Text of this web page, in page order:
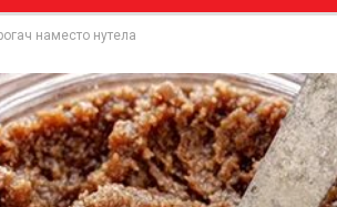
наместо нутела